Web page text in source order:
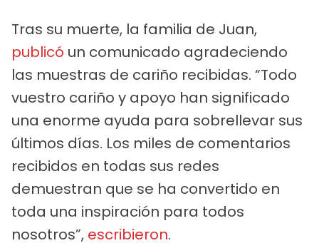
Tras su muerte, la familia de Juan,
publicó un comunicado agradeciendo
las muestras de cariño recibidas. “Todo
vuestro cariño y apoyo han significado
una enorme ayuda para sobrellevar sus
últimos días. Los miles de comentarios
recibidos en todas sus redes
demuestran que se ha convertido en
toda una inspiración para todos
nosotros”, escribieron.